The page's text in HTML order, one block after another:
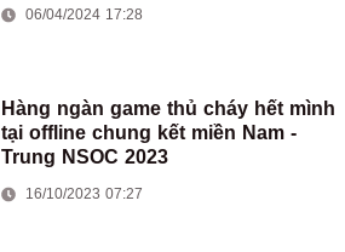
06/04/2024 17:28
Hàng ngàn game thủ cháy hết mình
tại offline chung kết miền Nam -
Trung NSOC 2023
16/10/2023 07:27